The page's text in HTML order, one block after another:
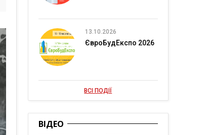
13.10.2026
ЄвроБудЕкспо 2026
ВСІ ПОДІЇ
ВІДЕО